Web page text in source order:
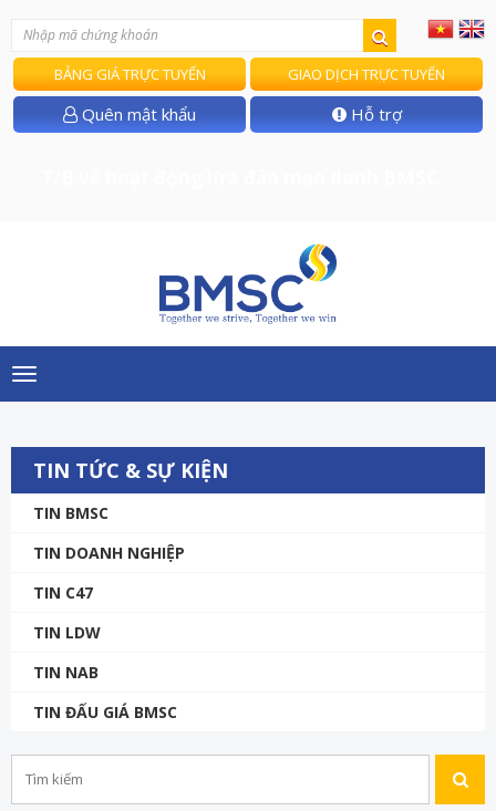
BẢNG GIÁ TRỰC TUYẾN GIAO DỊCH TRỰC TUYẾN
Quên mật khẩu Hỗ trợ
Toggle
navigation
TIN TỨC & SỰ KIỆN
TIN BMSC
TIN DOANH NGHIỆP
TIN C47
TIN LDW
TIN NAB
TIN ĐẤU GIÁ BMSC